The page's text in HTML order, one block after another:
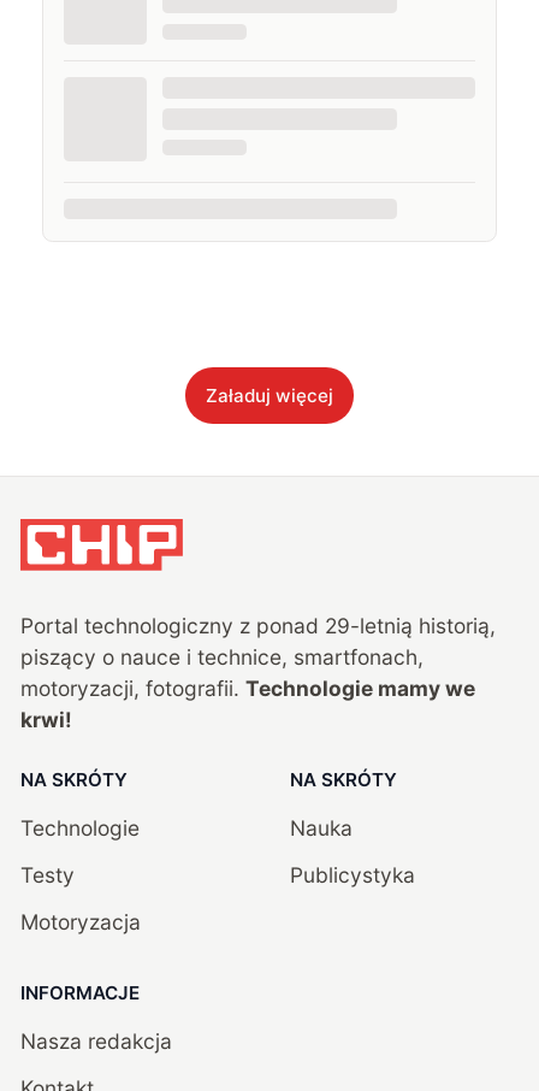
Załaduj więcej
Portal technologiczny z ponad 29-letnią historią,
piszący o nauce i technice, smartfonach,
motoryzacji, fotografii. Technologie mamy we
krwi!
NA SKRÓTY
Technologie
Testy
Motoryzacja
NA SKRÓTY
Nauka
Publicystyka
INFORMACJE
Nasza redakcja